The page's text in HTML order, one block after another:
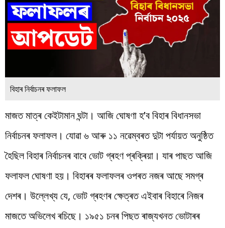
বিহাৰ নিৰ্বাচনৰ ফলাফল
মাজত মাত্ৰ কেইটামান ঘন্টা। আজি ঘোষণা হ’ব বিহাৰ বিধানসভা
নিৰ্বাচনৰ ফলাফল। যোৱা ৬ আৰু ১১ নৱেম্বৰত দুটা পৰ্যায়ত অনুষ্ঠিত
হৈছিল বিহাৰ নিৰ্বাচনৰ বাবে ভোট গ্ৰহণ প্ৰক্ৰিয়া। যাৰ পাছত আজি
ফলাফল ঘোষণা হয়। বিহাৰৰ ফলাফলৰ ওপৰত নজৰ আছে সমগ্ৰ
দেশৰ। উল্লেখ্য যে, ভোট গ্ৰহণৰ ক্ষেত্ৰত এইবাৰ বিহাৰে নিজৰ
মাজতে অভিলেখ ৰচিছে। ১৯৫১ চনৰ পিছত ৰাজ্যখনত ভোটাৰৰ